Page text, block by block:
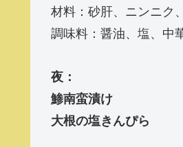
材料：砂肝、ニンニク
調味料：醤油、塩、中
夜：
鯵南蛮漬け
大根の塩きんぴら